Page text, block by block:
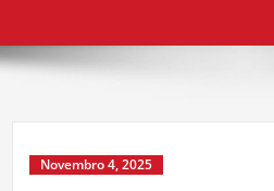
Novembro 4, 2025